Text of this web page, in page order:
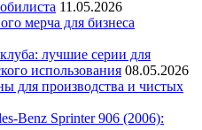
11.05.2026
мерча для бизнеса
лучшие серии для
использования 08.05.2026
для производства и чистых
Benz Sprinter 906 (2006):